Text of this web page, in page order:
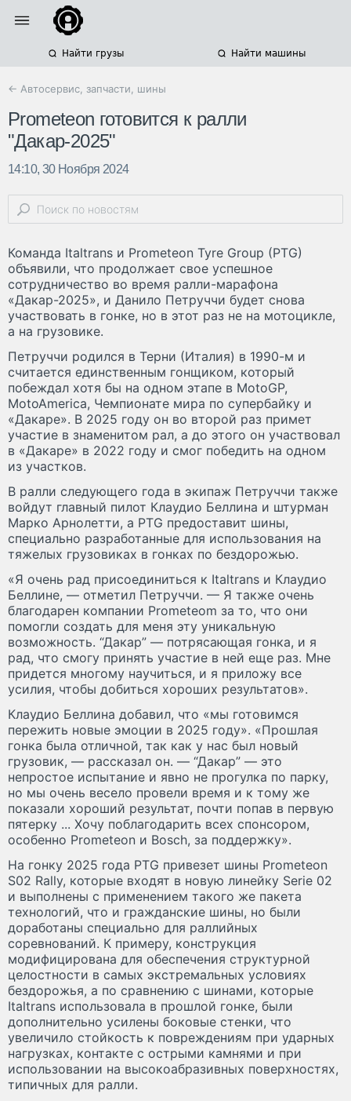
Найти грузы Найти машины
← Автосервис, запчасти, шины
Prometeon готовится к ралли
"Дакар-2025"
14:10, 30 Ноября 2024
Команда Italtrans и Prometeon Tyre Group (PTG)
объявили, что продолжает свое успешное
сотрудничество во время ралли-марафона
«Дакар-2025», и Данило Петруччи будет снова
участвовать в гонке, но в этот раз не на мотоцикле,
а на грузовике.
Петруччи родился в Терни (Италия) в 1990-м и
считается единственным гонщиком, который
побеждал хотя бы на одном этапе в MotoGP,
MotoAmerica, Чемпионате мира по супербайку и
«Дакаре». В 2025 году он во второй раз примет
участие в знаменитом рал, а до этого он участвовал
в «Дакаре» в 2022 году и смог победить на одном
из участков.
В ралли следующего года в экипаж Петруччи также
войдут главный пилот Клаудио Беллина и штурман
Марко Арнолетти, а PTG предоставит шины,
специально разработанные для использования на
тяжелых грузовиках в гонках по бездорожью.
«Я очень рад присоединиться к Italtrans и Клаудио
Беллине, — отметил Петруччи. — Я также очень
благодарен компании Prometeom за то, что они
помогли создать для меня эту уникальную
возможность. “Дакар” — потрясающая гонка, и я
рад, что смогу принять участие в ней еще раз. Мне
придется многому научиться, и я приложу все
усилия, чтобы добиться хороших результатов».
Клаудио Беллина добавил, что «мы готовимся
пережить новые эмоции в 2025 году». «Прошлая
гонка была отличной, так как у нас был новый
грузовик, — рассказал он. — “Дакар” — это
непростое испытание и явно не прогулка по парку,
но мы очень весело провели время и к тому же
показали хороший результат, почти попав в первую
пятерку ... Хочу поблагодарить всех спонсором,
особенно Prometeon и Bosch, за поддержку».
На гонку 2025 года PTG привезет шины Prometeon
S02 Rally, которые входят в новую линейку Serie 02
и выполнены с применением такого же пакета
технологий, что и гражданские шины, но были
доработаны специально для раллийных
соревнований. К примеру, конструкция
модифицирована для обеспечения структурной
целостности в самых экстремальных условиях
бездорожья, а по сравнению с шинами, которые
Italtrans использовала в прошлой гонке, были
дополнительно усилены боковые стенки, что
увеличило стойкость к повреждениям при ударных
нагрузках, контакте с острыми камнями и при
использовании на высокоабразивных поверхностях,
типичных для ралли.